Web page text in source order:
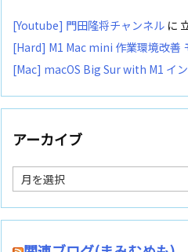
[Youtube] 門田隆将チャンネル に
[Hard] M1 Mac mini 作業環境改善
[Mac] macOS Big Sur with M1 イ
アーカイブ
ア
ー
カ
イ